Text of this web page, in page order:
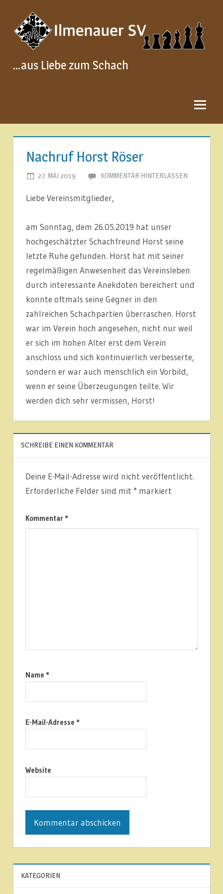
Inhalt
springen
…aus Liebe zum Schach
Nachruf Horst Röser
27. MAI 2019 ILMENAUER SCHACHVEREIN
KOMMENTAR HINTERLASSEN
Liebe Vereinsmitglieder,
am Sonntag, dem 26.05.2019 hat unser
hochgeschätzter Schachfreund Horst seine
letzte Ruhe gefunden. Horst hat mit seiner
regelmäßigen Anwesenheit das Vereinsleben
durch interessante Anekdoten bereichert und
konnte oftmals seine Gegner in den
zahlreichen Schachpartien überraschen. Horst
war im Verein hoch angesehen, nicht nur weil
er sich im hohen Alter erst dem Verein
anschloss und sich kontinuierlich verbesserte,
sondern er war auch menschlich ein Vorbild,
wenn er seine Überzeugungen teilte. Wir
werden dich sehr vermissen, Horst!
SCHREIBE EINEN KOMMENTAR
Deine E-Mail-Adresse wird nicht veröffentlicht.
Erforderliche Felder sind mit * markiert
Kommentar *
Name *
E-Mail-Adresse *
Website
KATEGORIEN